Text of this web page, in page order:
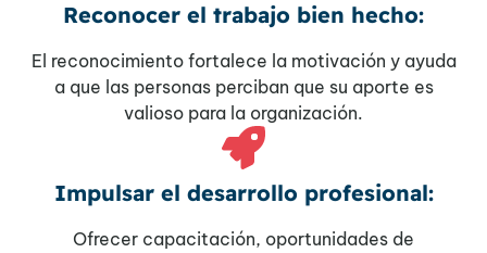
Reconocer el trabajo bien hecho:
El reconocimiento fortalece la motivación y ayuda
a que las personas perciban que su aporte es
valioso para la organización.
Impulsar el desarrollo profesional:
Ofrecer capacitación, oportunidades de